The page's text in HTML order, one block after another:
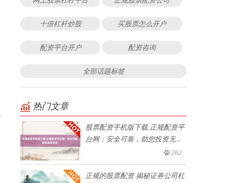
十倍杠杆炒股 买股票怎么开户
配资平台开户 配资咨询
全部话题标签
热门文章
股票配资手机版下载 正规配资平
台网：安全可靠，助您投资无
262
正规的股票配资 揭秘证券公司杠